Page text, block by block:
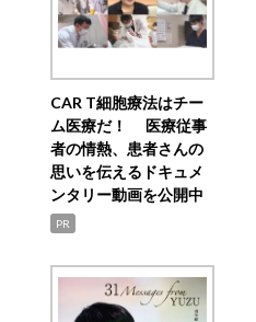
CAR T細胞療法はチー
ム医療だ！ 医療従事
者の情熱、患者さんの
思いを伝えるドキュメ
ンタリー動画を公開中
PR